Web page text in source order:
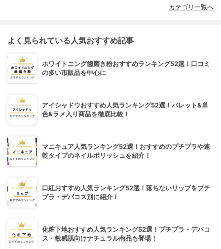
カテゴリ一覧へ
よく見られている人気おすすめ記事
ホワイトニング歯磨き粉おすすめランキング52選！口コミ
の多い市販品を中心に
アイシャドウおすすめ人気ランキング52選！パレット&単
色&ラメ入り商品を徹底比較！
マニキュア人気ランキング52選！おすすめのプチプラや速
乾タイプのネイルポリッシュを紹介！
口紅おすすめ人気ランキング52選！落ちないリップをプチ
プラ・デパコス別に紹介！
化粧下地おすすめ人気ランキング52選！プチプラ・デパコ
ス・敏感肌向けナチュラル商品も登場！